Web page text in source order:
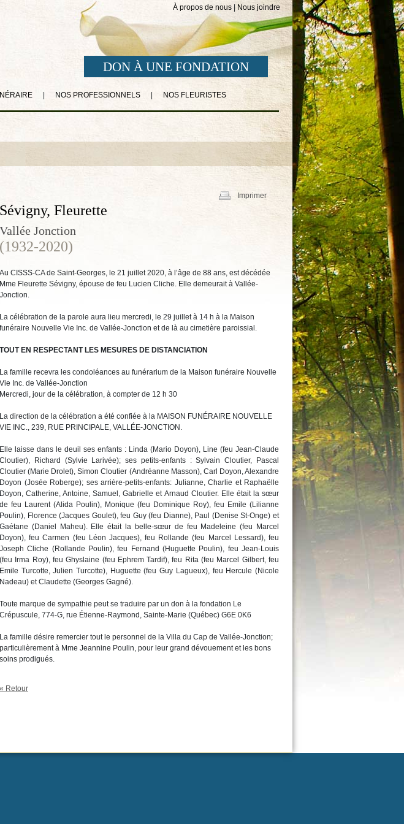
À propos de nous Nous joindre
DON À UNE FONDATION
NOS PROFESSIONNELS NOS FLEURISTES
Imprimer
Sévigny, Fleurette
Vallée Jonction
(1932-2020)
Au CISSS-CA de Saint-Georges, le 21 juillet 2020, à l’âge de 88 ans, est décédée
Mme Fleurette Sévigny, épouse de feu Lucien Cliche. Elle demeurait à Vallée-
Jonction.
La célébration de la parole aura lieu mercredi, le 29 juillet à 14 h à la Maison
funéraire Nouvelle Vie Inc. de Vallée-Jonction et de là au cimetière paroissial.
TOUT EN RESPECTANT LES MESURES DE DISTANCIATION
La famille recevra les condoléances au funérarium de la Maison funéraire Nouvelle
Vie Inc. de Vallée-Jonction
Mercredi, jour de la célébration, à compter de 12 h 30
La direction de la célébration a été confiée à la MAISON FUNÉRAIRE NOUVELLE
VIE INC., 239, RUE PRINCIPALE, VALLÉE-JONCTION.
Elle laisse dans le deuil ses enfants : Linda (Mario Doyon), Line (feu Jean-Claude
Cloutier), Richard (Sylvie Larivée); ses petits-enfants : Sylvain Cloutier, Pascal
Cloutier (Marie Drolet), Simon Cloutier (Andréanne Masson), Carl Doyon, Alexandre
Doyon (Josée Roberge); ses arrière-petits-enfants: Julianne, Charlie et Raphaëlle
Doyon, Catherine, Antoine, Samuel, Gabrielle et Arnaud Cloutier. Elle était la sœur
de feu Laurent (Alida Poulin), Monique (feu Dominique Roy), feu Emile (Lilianne
Poulin), Florence (Jacques Goulet), feu Guy (feu Dianne), Paul (Denise St-Onge) et
Gaétane (Daniel Maheu). Elle était la belle-sœur de feu Madeleine (feu Marcel
Doyon), feu Carmen (feu Léon Jacques), feu Rollande (feu Marcel Lessard), feu
Joseph Cliche (Rollande Poulin), feu Fernand (Huguette Poulin), feu Jean-Louis
(feu Irma Roy), feu Ghyslaine (feu Ephrem Tardif), feu Rita (feu Marcel Gilbert, feu
Emile Turcotte, Julien Turcotte), Huguette (feu Guy Lagueux), feu Hercule (Nicole
Nadeau) et Claudette (Georges Gagné).
Toute marque de sympathie peut se traduire par un don à la fondation Le
Crépuscule, 774-G, rue Étienne-Raymond, Sainte-Marie (Québec) G6E 0K6
La famille désire remercier tout le personnel de la Villa du Cap de Vallée-Jonction;
particulièrement à Mme Jeannine Poulin, pour leur grand dévouement et les bons
soins prodigués.
« Retour